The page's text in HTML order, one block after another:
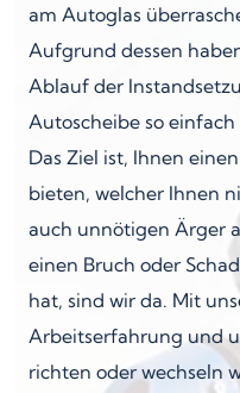
am Autoglas
Aufgrund dessen
Ablauf der
Autoscheibe so
Das Ziel ist, Ihnen
bieten, welcher Ihnen
auch unnötigen Ärger
einen Bruch oder
hat, sind wir da. Mit
Arbeitserfahrung und
richten oder wechseln